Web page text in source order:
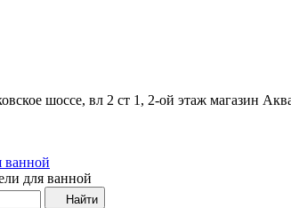
шоссе, вл 2 ст 1, 2-ой этаж магазин
для ванной
Найти